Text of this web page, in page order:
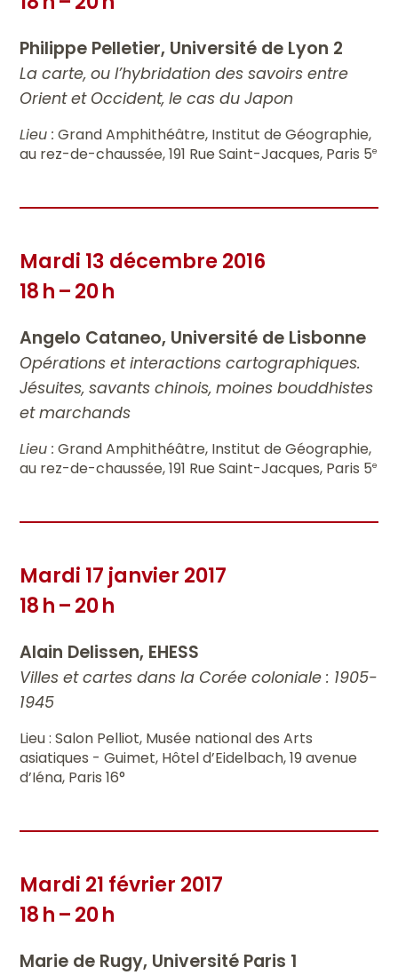
Philippe Pelletier, Université de Lyon 2
La carte, ou l’hybridation des savoirs entre
Orient et Occident, le cas du Japon
Lieu : Grand Amphithéâtre, Institut de Géographie,
au rez-de-chaussée, 191 Rue Saint-Jacques, Paris 5e
Mardi 13 décembre 2016
18 h – 20 h
Angelo Cataneo, Université de Lisbonne
Opérations et interactions cartographiques.
Jésuites, savants chinois, moines bouddhistes
et marchands
Lieu : Grand Amphithéâtre, Institut de Géographie,
au rez-de-chaussée, 191 Rue Saint-Jacques, Paris 5e
Mardi 17 janvier 2017
18 h – 20 h
Alain Delissen, EHESS
Villes et cartes dans la Corée coloniale : 1905-
1945
Lieu : Salon Pelliot, Musée national des Arts
asiatiques - Guimet, Hôtel d’Eidelbach, 19 avenue
d’Iéna, Paris 16°
Mardi 21 février 2017
18 h – 20 h
Marie de Rugy, Université Paris 1